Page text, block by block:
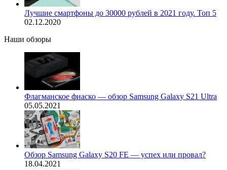
Лучшие смартфоны до 30000 рублей в 2021 году. Топ 5
02.12.2020
Наши обзоры
Флагманское фиаско — обзор Samsung Galaxy S21 Ultra
05.05.2021
Обзор Samsung Galaxy S20 FE — успех или провал?
18.04.2021